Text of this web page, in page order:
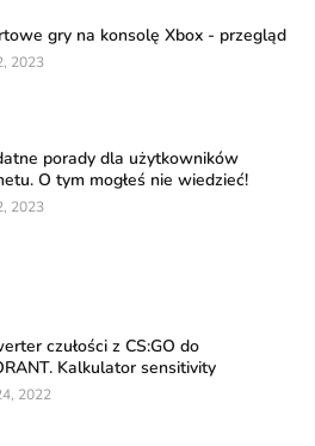
gry na konsolę Xbox - przegląd
2023
porady dla użytkowników
O tym mogłeś nie wiedzieć!
2023
czułości z CS:GO do
Kalkulator sensitivity
2022